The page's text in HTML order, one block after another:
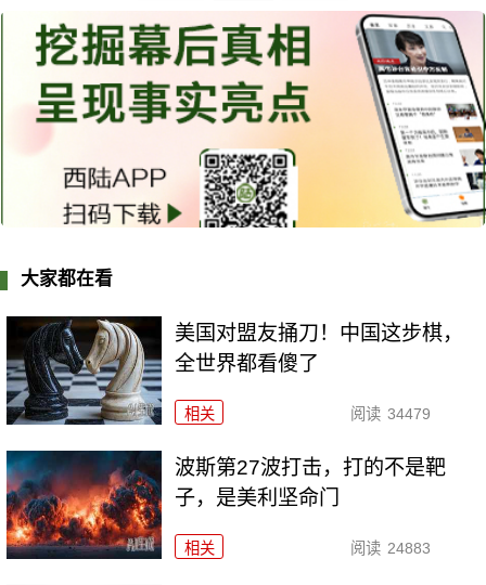
大家都在看
美国对盟友捅刀！中国这步棋，
全世界都看傻了
相关 阅读 34479
波斯第27波打击，打的不是靶
子，是美利坚命门
相关 阅读 24883